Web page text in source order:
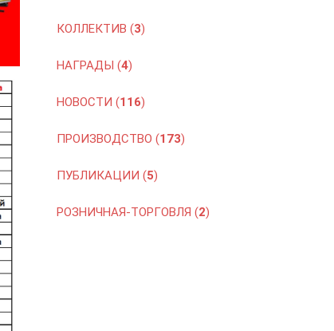
КОЛЛЕКТИВ (3)
НАГРАДЫ (4)
НОВОСТИ (116)
ПРОИЗВОДСТВО (173)
ПУБЛИКАЦИИ (5)
РОЗНИЧНАЯ-ТОРГОВЛЯ (2)